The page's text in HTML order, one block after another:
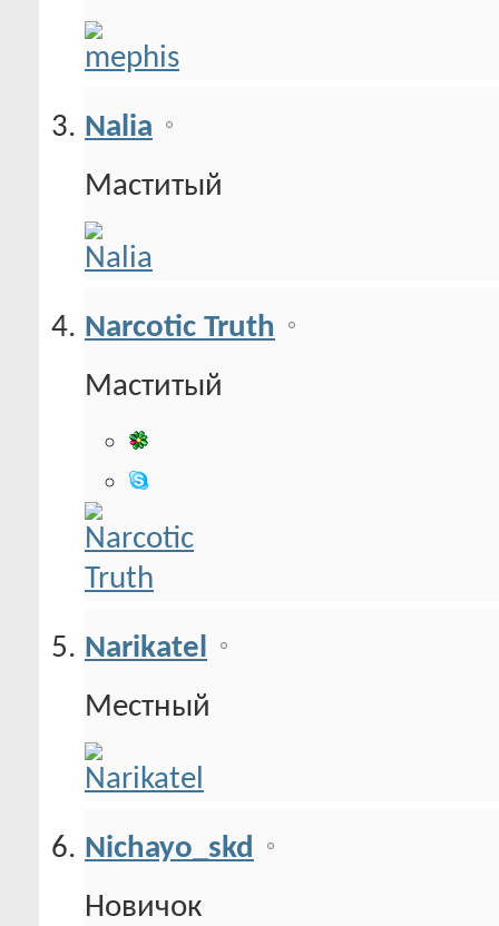
Nalia
Маститый
Narcotic Truth
Маститый
Narikatel
Местный
Nichayo_skd
Новичок